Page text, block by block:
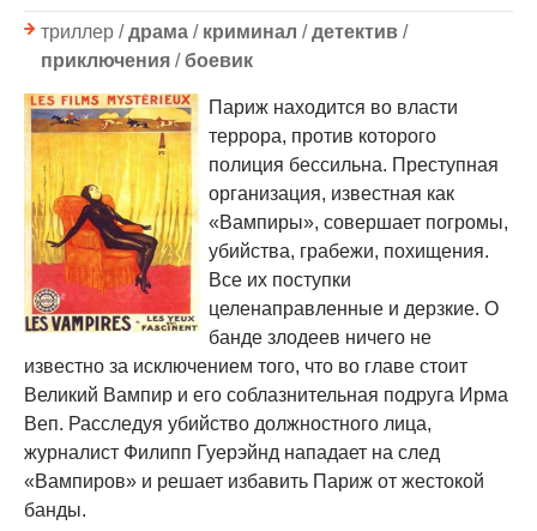
триллер /драма / криминал /детектив /
приключения /боевик
Париж находится во власти
террора, против которого
полиция бессильна. Преступная
организация, известная как
«Вампиры», совершает погромы,
убийства, грабежи, похищения.
Все их поступки
целенаправленные и дерзкие. О
банде злодеев ничего не
известно за исключением того, что во главе стоит
Великий Вампир и его соблазнительная подруга Ирма
Веп. Расследуя убийство должностного лица,
журналист Филипп Гуерэйнд нападает на след
«Вампиров» и решает избавить Париж от жестокой
банды.